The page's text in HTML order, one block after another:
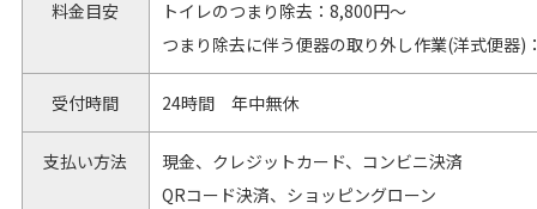
料金目安
トイレのつまり除去：8,800円～
つまり除去に伴う便器の取り外し作業(洋式便器)
受付時間 24時間 年中無休
支払い方法
現金、クレジットカード、コンビニ決済
QRコード決済、ショッピングローン